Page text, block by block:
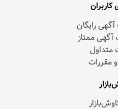
کاربران
رایگان
آگهی ممتاز
متداول
مقررات